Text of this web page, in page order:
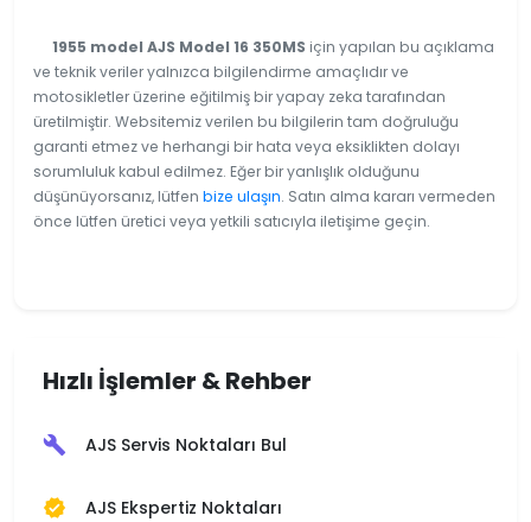
1955 model AJS Model 16 350MS için yapılan bu açıklama
ve teknik veriler yalnızca bilgilendirme amaçlıdır ve
motosikletler üzerine eğitilmiş bir yapay zeka tarafından
üretilmiştir. Websitemiz verilen bu bilgilerin tam doğruluğu
garanti etmez ve herhangi bir hata veya eksiklikten dolayı
sorumluluk kabul edilmez. Eğer bir yanlışlık olduğunu
düşünüyorsanız, lütfen bize ulaşın. Satın alma kararı vermeden
önce lütfen üretici veya yetkili satıcıyla iletişime geçin.
Hızlı İşlemler & Rehber
build AJS Servis Noktaları Bul
verified AJS Ekspertiz Noktaları